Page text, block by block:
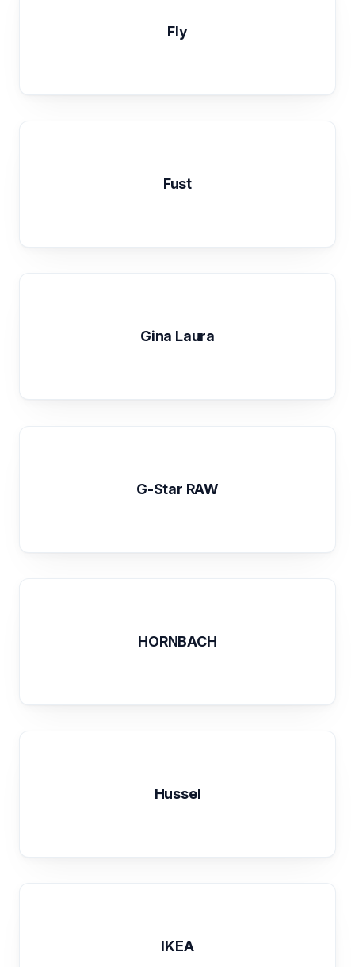
Fly
Fust
Gina Laura
G-Star RAW
HORNBACH
Hussel
IKEA